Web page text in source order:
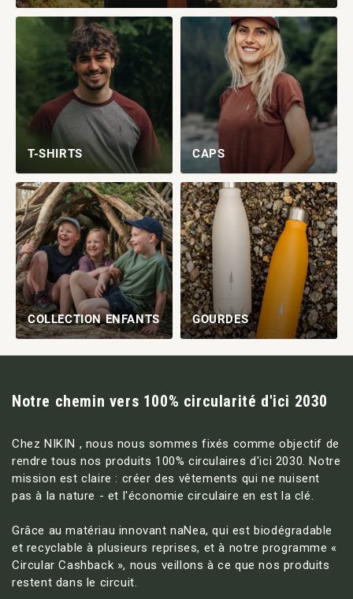
T-SHIRTS CAPS
COLLECTION ENFANTS GOURDES
Notre chemin vers 100% circularité d'ici 2030
Chez NIKIN , nous nous sommes fixés comme objectif de
rendre tous nos produits 100% circulaires d'ici 2030. Notre
mission est claire : créer des vêtements qui ne nuisent
pas à la nature - et l'économie circulaire en est la clé.
Grâce au matériau innovant naNea, qui est biodégradable
et recyclable à plusieurs reprises, et à notre programme «
Circular Cashback », nous veillons à ce que nos produits
restent dans le circuit.